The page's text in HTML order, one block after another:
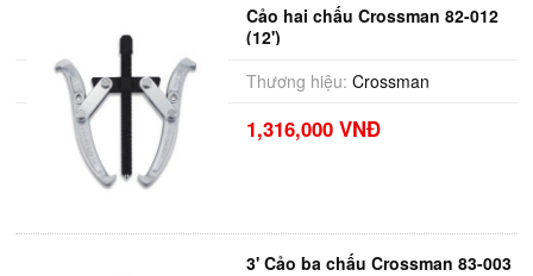
Cảo hai chấu Crossman 82-012
(12')
Thương hiệu: Crossman
1,316,000 VNĐ
3' Cảo ba chấu Crossman 83-003